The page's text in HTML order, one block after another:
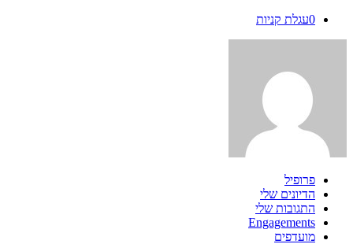
0עגלת קניות
פרופיל
הדיונים שלי
התגובות שלי
Engagements
מועדפים